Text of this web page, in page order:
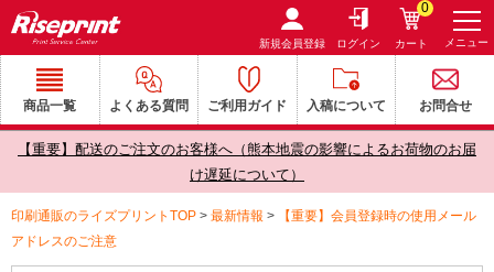
新規会員登録 ログイン カート
0
メニュー
商品一覧 よくある質問 ご利用ガイド 入稿について お問合せ
【重要】配送のご注文のお客様へ（熊本地震の影響によるお荷物のお届
け遅延について）
印刷通販のライズプリントTOP > 最新情報 >
【重要】会員登録時の使用メール
アドレスのご注意